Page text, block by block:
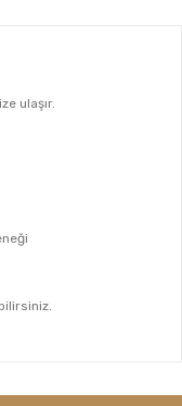
ulaşır.